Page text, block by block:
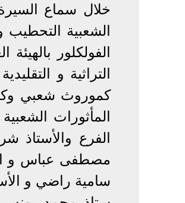
خلال سماع السيرة
الشعبية
الفولكلور
التراثية و
كموروث شعبي
المأثورات
الفرع والأستاذ
مصطفى عباس و
سامية راضي و